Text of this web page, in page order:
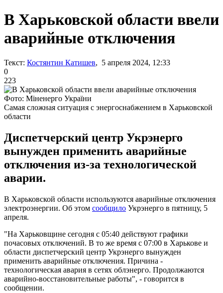
В Харьковской области ввели
аварийные отключения
Текст: Костянтин Катишев, 5 апреля 2024, 12:33
0
223
Фото: Міненерго України
Самая сложная ситуация с энергоснабжением в Харьковской
области
Диспетчерский центр Укрэнерго
вынужден применить аварийные
отключения из-за технологической
аварии.
В Харьковской области используются аварийные отключения
электроэнергии. Об этом сообщило Укрэнерго в пятницу, 5
апреля.
"На Харьковщине сегодня с 05:40 действуют графики
почасовых отключений. В то же время с 07:00 в Харькове и
области диспетчерский центр Укрэнерго вынужден
применить аварийные отключения. Причина -
технологическая авария в сетях облэнерго. Продолжаются
аварийно-восстановительные работы", - говорится в
сообщении.